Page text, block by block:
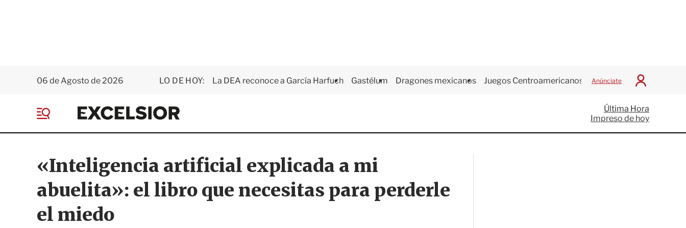
06 de Agosto de 2026 LO DE HOY: La DEA reconoce a García Harfuch Gastélum Dragones mexicanos Juegos Centroamericanos Anúnciate
I
c
i
a
E
x
e
i
o
r
e
Última Hora
Impreso de hoy
«Inteligencia artificial explicada a mi
abuelita»: el libro que necesitas para perderle
el miedo